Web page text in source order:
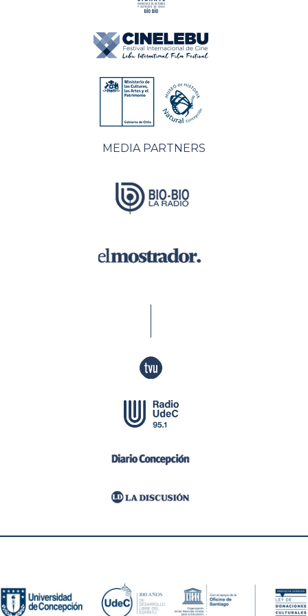
MEDIA PARTNERS